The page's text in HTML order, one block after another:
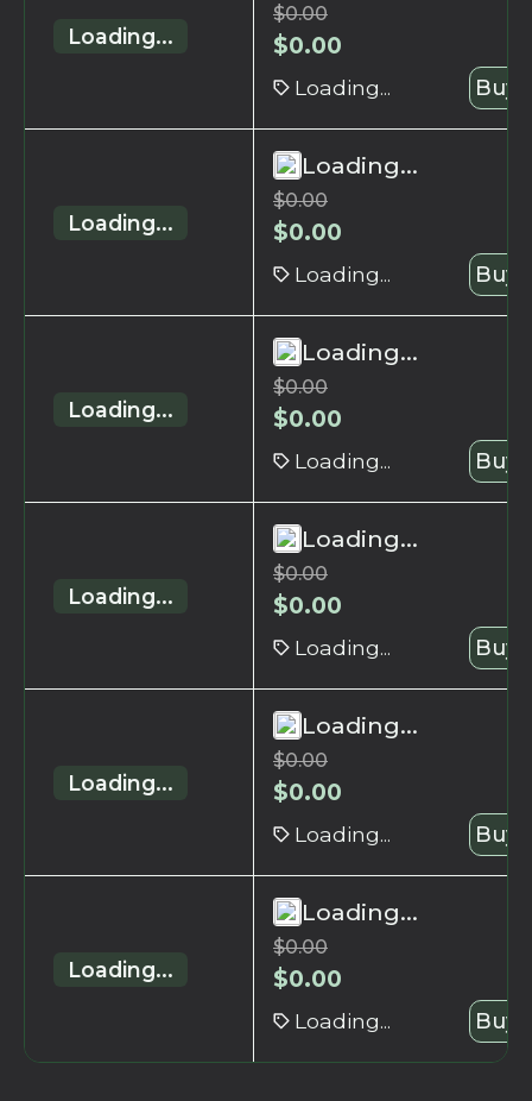
Loading...
$0.00
$0.00
Loading... Buy
Loading...
Loading...
$0.00
$0.00
Loading... Buy
Loading...
Loading...
$0.00
$0.00
Loading... Buy
Loading...
Loading...
$0.00
$0.00
Loading... Buy
Loading...
Loading...
$0.00
$0.00
Loading... Buy
Loading...
Loading...
$0.00
$0.00
Loading... Buy